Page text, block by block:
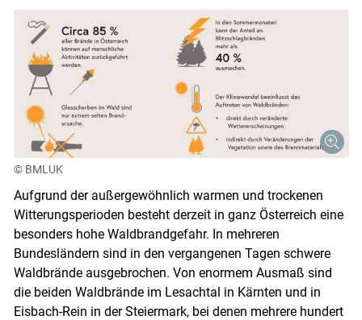
© BMLUK
Aufgrund der außergewöhnlich warmen und trockenen
Witterungsperioden besteht derzeit in ganz Österreich eine
besonders hohe Waldbrandgefahr. In mehreren
Bundesländern sind in den vergangenen Tagen schwere
Waldbrände ausgebrochen. Von enormem Ausmaß sind
die beiden Waldbrände im Lesachtal in Kärnten und in
Eisbach-Rein in der Steiermark, bei denen mehrere hundert